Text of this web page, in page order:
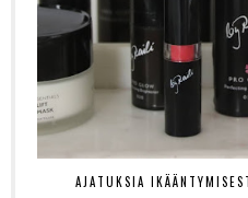
AJATUKSIA